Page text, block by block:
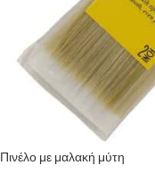
Πινέλο με μαλακή μύτη